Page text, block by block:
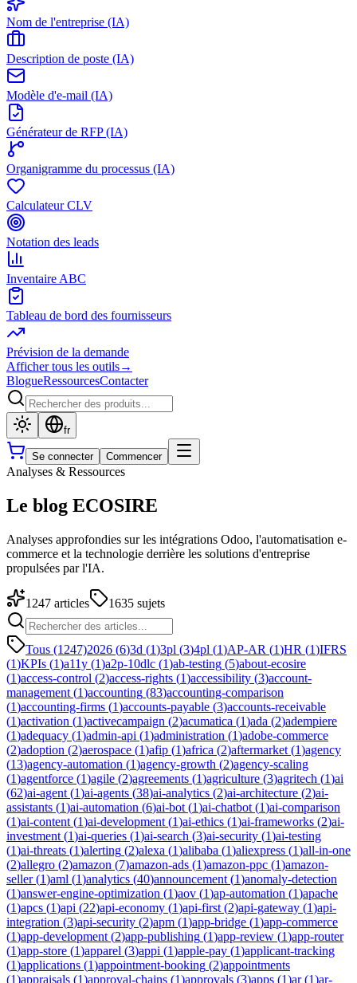
Nom de l'entreprise (IA)
Description de poste (IA)
Modèle d'e-mail (IA)
Générateur de RFP (IA)
Organigramme du processus (IA)
Calculateur CLV
Notation des leads
Inventaire ABC
Tableau de bord des fournisseurs
Prévision de la demande
Afficher tous les outils→
BlogueRessourcesContacter
fr
Se connecter Commencer
Analyses & Ressources
Le blog ECOSIRE
Analyses approfondies sur les intégrations Odoo, l'automatisation e-
commerce et la technologie derrière les solutions d'entreprise
propulsées par l'IA.
1247 articles 1635 sujets
Tous (1247)2026 (6)3d (1)3pl (3)4pl (1)AP-AR (1)HR (1)IFRS
(1)KPIs (1)a11y (1)a2p-10dlc (1)ab-testing (5)about-ecosire
(1)access-control (2)access-rights (1)accessibility (3)account-
management (1)accounting (83)accounting-comparison
(1)accounting-firms (1)accounts-payable (3)accounts-receivable
(1)activation (1)activecampaign (2)acumatica (1)ada (2)adempiere
(1)adequacy (1)admin-api (1)administration (1)adobe-commerce
(2)adoption (2)aerospace (1)afip (1)africa (2)aftermarket (1)agency
(13)agency-automation (1)agency-growth (2)agency-scaling
(1)agentforce (1)agile (2)agreements (1)agriculture (3)agritech (1)ai
(62)ai-agent (1)ai-agents (38)ai-analytics (2)ai-architecture (2)ai-
assistants (1)ai-automation (6)ai-bot (1)ai-chatbot (1)ai-comparison
(1)ai-content (1)ai-development (1)ai-ethics (1)ai-frameworks (2)ai-
investment (1)ai-queries (1)ai-search (3)ai-security (1)ai-testing
(1)ai-threats (1)alerting (2)alexa (1)alibaba (1)aliexpress (1)all-in-one
(2)allegro (2)amazon (7)amazon-ads (1)amazon-ppc (1)amazon-
seller(1)aml (1)analytics (40)announcement (1)anomaly-detection
(1)answer-engine-optimization (1)aov (1)ap-automation (1)apache
(1)apcs (1)api (22)api-economy (1)api-first (2)api-gateway (1)api-
integration (3)api-security (2)apm (1)app-bridge (1)app-commerce
(1)app-development (2)app-publishing (1)app-review (1)app-router
(1)app-store (1)apparel (3)appi (1)apple-pay (1)applicant-tracking
(1)applications (1)appointment-booking (2)appointments
(1)appraisals (1)approval-chains (1)approvals (3)apps (1)ar(1)ar-